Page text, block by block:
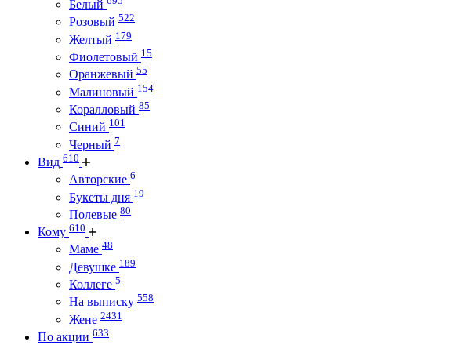
Белый
Розовый 522
Желтый 179
Фиолетовый 15
Оранжевый 55
Малиновый 154
Коралловый 85
Синий 101
Черный 7
Вид 610
Авторские 6
Букеты дня 19
Полевые 80
Кому 610
Маме 48
Девушке 189
Коллеге 5
На выписку 558
Жене 2431
По акции 633